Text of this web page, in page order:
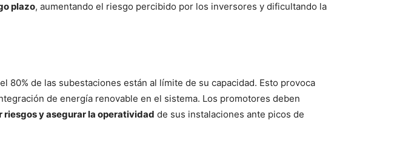
plazo, aumentando el riesgo percibido por los inversores y dificultando la
80% de las subestaciones están al límite de su capacidad. Esto provoca
de energía renovable en el sistema. Los promotores deben
riesgos y asegurar la operatividad de sus instalaciones ante picos de